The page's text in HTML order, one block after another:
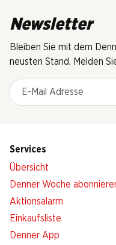
Newsletter
Bleiben Sie mit dem
neusten Stand. Melden
E-Mail Adresse
Services
Übersicht
Denner Woche
Aktionsalarm
Einkaufsliste
Denner App